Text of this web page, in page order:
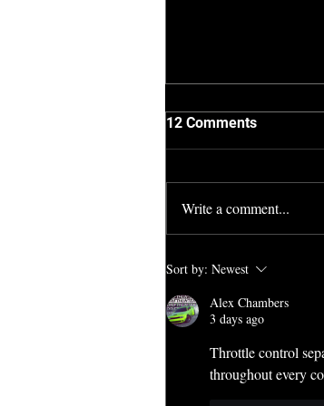
12 Comments
Write a comment...
Sort by: Newest
Alex Chambers
3 days ago
Throttle control
throughout every